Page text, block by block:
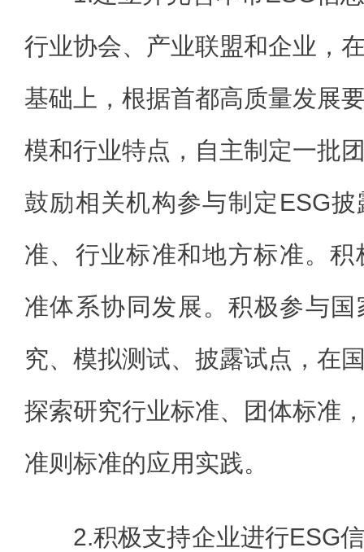
行业协会、产业联盟和企业，
基础上，根据首都高质量发展
模和行业特点，自主制定一批
鼓励相关机构参与制定ESG
准、行业标准和地方标准。
准体系协同发展。积极参与
究、模拟测试、披露试点，在
探索研究行业标准、团体标准
准则标准的应用实践。
2.积极支持企业进行ESG